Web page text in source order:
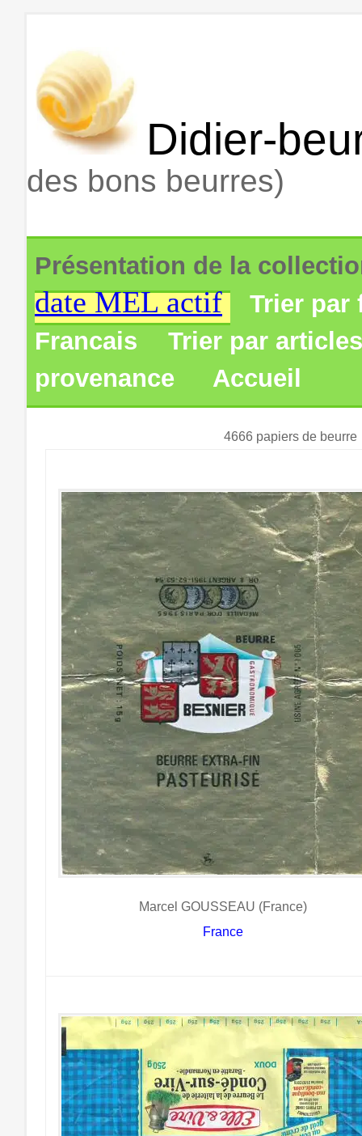
Didier-
des bons beurres)
Présentation de la
date MEL actif
Trier par
Francais
Trier par
provenance
Accueil
4666 papiers de beurre
Marcel GOUSSEAU (France)
France